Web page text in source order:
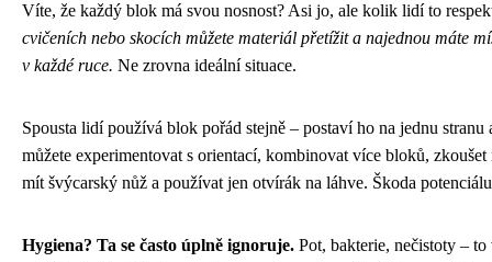
Víte, že každý blok má svou nosnost? Asi jo, ale kolik lidí to
cvičeních nebo skocích můžete materiál přetížit a najednou máte
v každé ruce. Ne zrovna ideální situace.
Spousta lidí používá blok pořád stejně – postaví ho na jednu stranu
můžete experimentovat s orientací, kombinovat více bloků,
mít švýcarský nůž a používat jen otvírák na láhve. Škoda
Hygiena? Ta se často úplně ignoruje. Pot, bakterie, nečistoty –